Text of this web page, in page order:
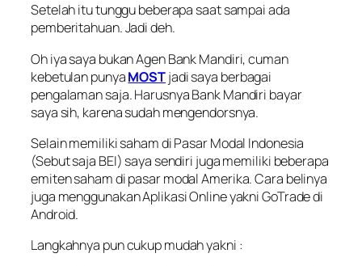
Setelah itu tunggu beberapa saat sampai ada
pemberitahuan. Jadi deh.
Oh iya saya bukan Agen Bank Mandiri, cuman
kebetulan punyaMOSTjadi saya berbagai
pengalaman saja. Harusnya Bank Mandiri bayar
saya sih, karena sudah mengendorsnya.
Selain memiliki saham di Pasar Modal Indonesia
(Sebut saja BEI) saya sendiri juga memiliki beberapa
emiten saham di pasar modal Amerika. Cara belinya
juga menggunakan Aplikasi Online yakni GoTrade di
Android.
Langkahnya pun cukup mudah yakni :